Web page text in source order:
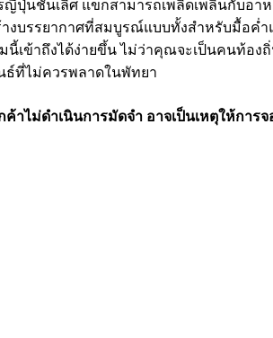
ปุ่นชั้นเลิศ แขกสามารถเพลิดเพลินกับอ
บรรยากาศที่สมบูรณ์แบบทั้งสำหรับมื้อค่
เข้าถึงได้ง่ายขึ้น ไม่ว่าคุณจะเป็นคนท้
ที่ไม่ควรพลาดในพัทยา
ไม่ดำเนินการมัดจำ อาจเป็นเหตุให้การจ